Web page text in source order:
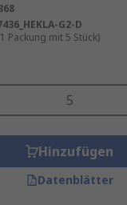
G2-D
Packung mit 5 Stück)
Hinzufügen
Datenblätter